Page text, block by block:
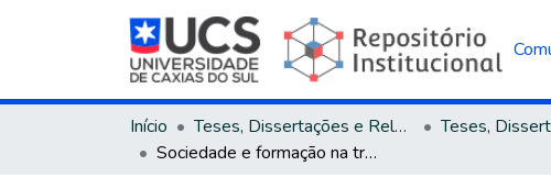
Início Teses, Dissertações e Relatórios
Sociedade e formação na tradição adorniana : perspectivas emancipatórias para além do neoliberalismo